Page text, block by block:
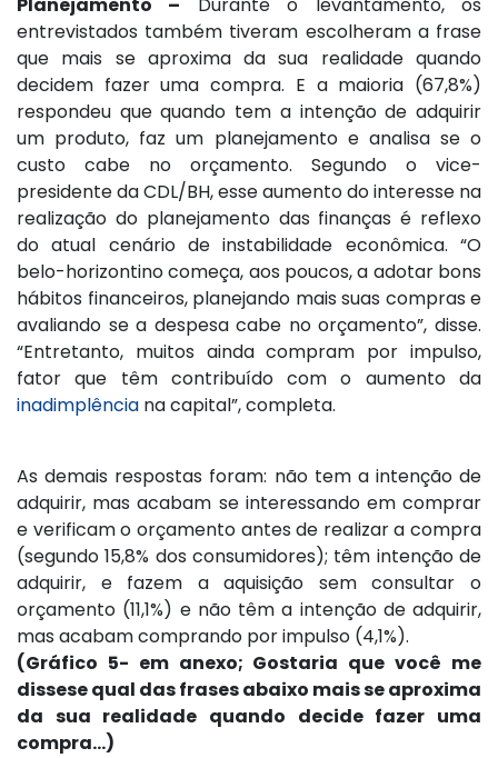
Planejamento – Durante o levantamento, os
entrevistados também tiveram escolheram a frase
que mais se aproxima da sua realidade quando
decidem fazer uma compra. E a maioria (67,8%)
respondeu que quando tem a intenção de adquirir
um produto, faz um planejamento e analisa se o
custo cabe no orçamento. Segundo o vice-
presidente da CDL/BH, esse aumento do interesse na
realização do planejamento das finanças é reflexo
do atual cenário de instabilidade econômica. “O
belo-horizontino começa, aos poucos, a adotar bons
hábitos financeiros, planejando mais suas compras e
avaliando se a despesa cabe no orçamento”, disse.
“Entretanto, muitos ainda compram por impulso,
fator que têm contribuído com o aumento da
inadimplência na capital”, completa.
As demais respostas foram: não tem a intenção de
adquirir, mas acabam se interessando em comprar
e verificam o orçamento antes de realizar a compra
(segundo 15,8% dos consumidores); têm intenção de
adquirir, e fazem a aquisição sem consultar o
orçamento (11,1%) e não têm a intenção de adquirir,
mas acabam comprando por impulso (4,1%).
(Gráfico 5- em anexo; Gostaria que você me
dissese qual das frases abaixo mais se aproxima
da sua realidade quando decide fazer uma
compra…)